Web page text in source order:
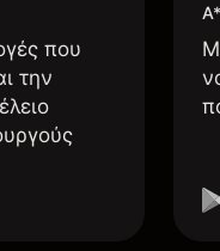
που
την